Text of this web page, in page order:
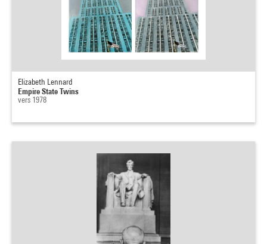
Elizabeth Lennard
Empire State Twins
vers 1978